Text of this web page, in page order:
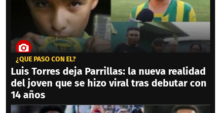
¿QUÉ PASÓ CON ÉL?
Luis Torres deja Parrillas: la nueva realidad
del joven que se hizo viral tras debutar con
14 años